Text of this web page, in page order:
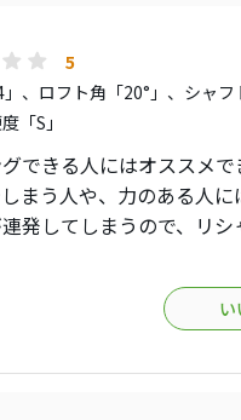
5
」、ロフト角「20°」、シャ
「S」
できる人にはオススメで
まう人や、力のある人
発してしまうので、リ
のか、打ち込んでも、払
んなシャフト重量に対応